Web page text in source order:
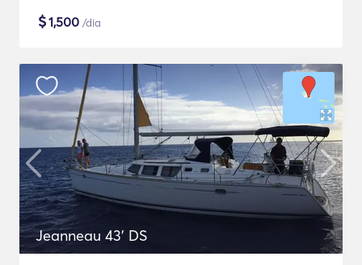
$1,500 /dia
Jeanneau 43' DS